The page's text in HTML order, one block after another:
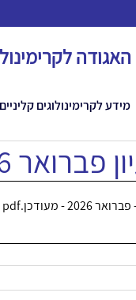
האגודה
מידע לקרימינולוגים קליניים
2026
- מעודכן .pdf